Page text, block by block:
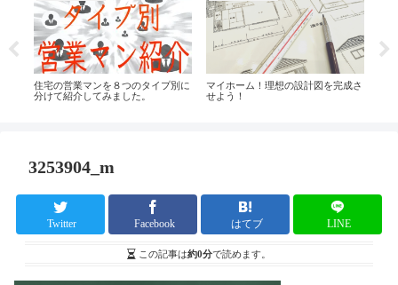
住宅の営業マンを８つのタイプ別に
分けて紹介してみました。
マイホーム！理想の設計図を完成さ
せよう！
3253904_m
Twitter Facebook はてブ LINE
この記事は約0分で読めます。